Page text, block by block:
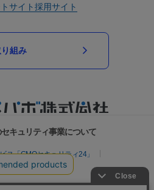
サイト採用サイト
組み
キュリティ事業について
ス「GMOセキュリティ24」
スク診断